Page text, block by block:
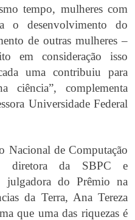
tempo, mulheres com
o desenvolvimento do
de outras mulheres –
em consideração isso
uma contribuiu para
ciência”, complementa
Universidade Federal
Nacional de Computação
diretora da SBPC e
julgadora do Prêmio na
da Terra, Ana Tereza
que uma das riquezas é